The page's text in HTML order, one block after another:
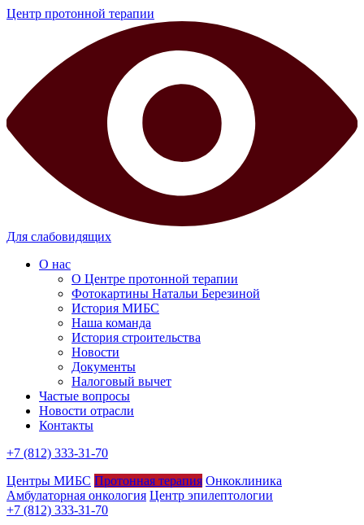
Центр протонной терапии
Для слабовидящих
О нас
О Центре протонной терапии
Фотокартины Натальи Березиной
История МИБС
Наша команда
История строительства
Новости
Документы
Налоговый вычет
Частые вопросы
Новости отрасли
Контакты
+7 (812) 333-31-70
Центры МИБС Протонная терапия Онкоклиника
Амбулаторная онкология Центр эпилептологии
+7 (812) 333-31-70